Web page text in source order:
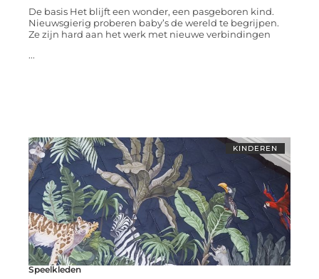
De basis Het blijft een wonder, een pasgeboren kind.
Nieuwsgierig proberen baby’s de wereld te begrijpen.
Ze zijn hard aan het werk met nieuwe verbindingen
...
KINDEREN
Speelkleden